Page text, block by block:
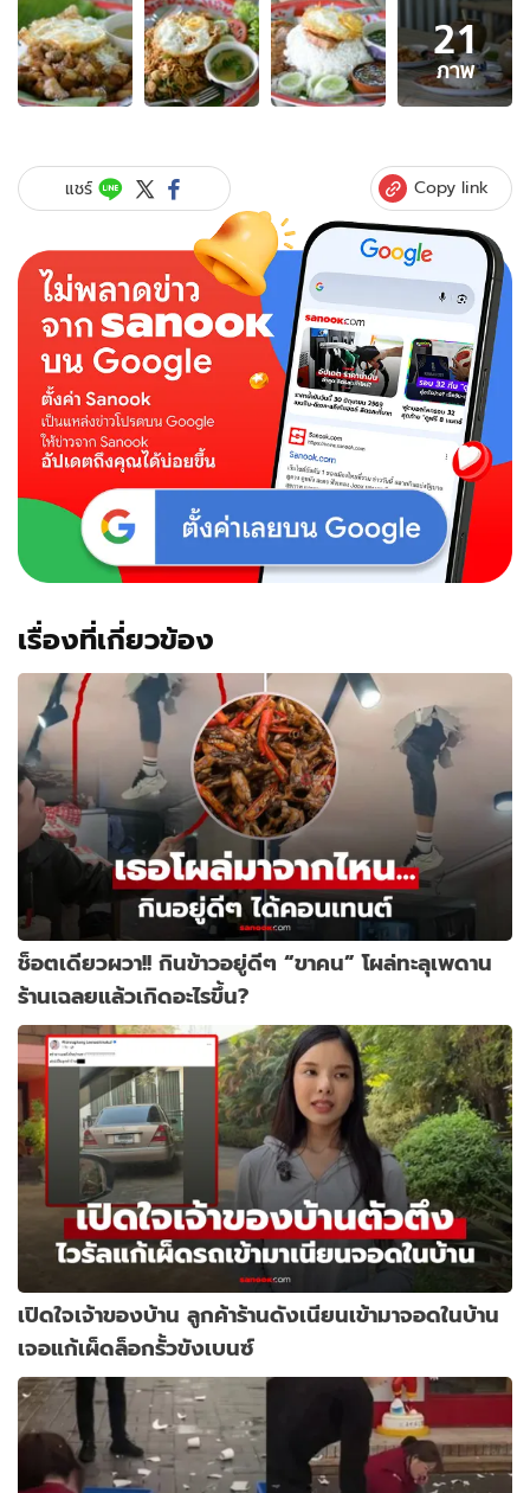
ภาพ
21
ภาพ
ของ
สาว
นัก
ชาว
ราชบุรี
เปิด
ครัว
ถนัด
แดก
เซต
อาหาร
ไม่
ร้อย
21
ภาพ
แชร์ Copy link
เรื่องที่เกี่ยวข้อง
ช็อตเดียวผวา!! กินข้าวอยู่ดีๆ “ขาคน” โผล่ทะลุเพดาน
ร้านเฉลยแล้วเกิดอะไรขึ้น?
เปิดใจเจ้าของบ้าน ลูกค้าร้านดังเนียนเข้ามาจอดในบ้าน
เจอแก้เผ็ดล็อกรั้วขังเบนซ์